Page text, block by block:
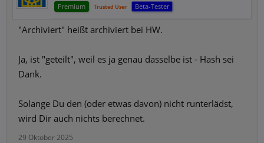
Premium Trusted User Beta-Tester
"Archiviert" heißt archiviert bei HW.
Ja, ist "geteilt", weil es ja genau dasselbe ist - Hash sei
Dank.
Solange Du den (oder etwas davon) nicht runterlädst,
wird Dir auch nichts berechnet.
29 Oktober 2025